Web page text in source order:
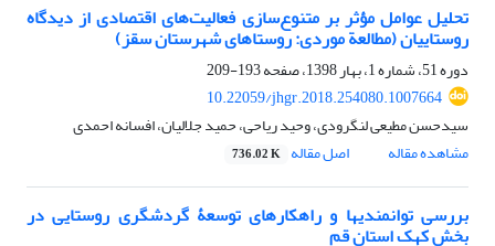
تحلیل عوامل مؤثر بر متنوع‌سازی فعالیت‌های اقتصادی از دیدگاه
روستاییان (مطالعة موردی: روستاهای شهرستان سقز)
دوره 51، شماره 1، بهار 1398، صفحه
193-209
10.22059/jhgr.2018.254080.1007664
سیدحسن مطیعی لنگرودی، وحید ریاحی، حمید جلالیان، افسانه احمدی
مشاهده مقاله
اصل مقاله 736.02 K
بررسی توانمندی‎ها و راهکارهای توسعۀ گردشگری روستایی در
بخش کهک استان قم